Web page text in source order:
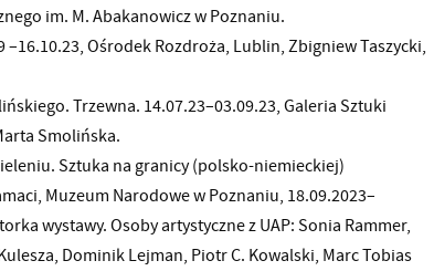
im. M. Abakanowicz w Poznaniu.
–16.10.23, Ośrodek Rozdroża, Lublin, Zbigniew Taszycki,
Trzewna. 14.07.23–03.09.23, Galeria Sztuki
Smolińska.
Sztuka na granicy (polsko-niemieckiej)
Muzeum Narodowe w Poznaniu, 18.09.2023–
wystawy. Osoby artystyczne z UAP: Sonia Rammer,
Dominik Lejman, Piotr C. Kowalski, Marc Tobias